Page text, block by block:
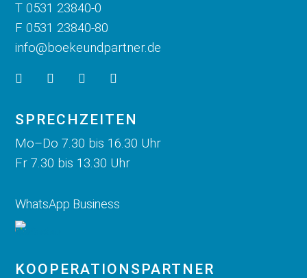
T 0531 23840-0
F 0531 23840-80
info@boekeundpartner.de
SPRECHZEITEN
Mo–Do 7.30 bis 16.30 Uhr
Fr 7.30 bis 13.30 Uhr
WhatsApp Business
KOOPERATIONS­PARTNER